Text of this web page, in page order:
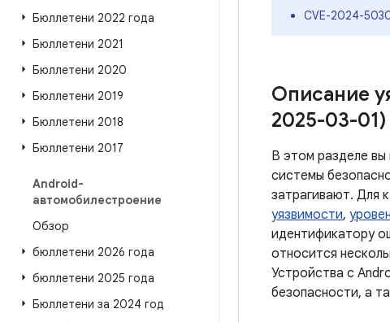
Бюллетени 2022 года
Бюллетени 2021
Бюллетени 2020
Бюллетени 2019
Бюллетени 2018
Бюллетени 2017
Android-
автомобилестроение
Обзор
бюллетени 2026 года
бюллетени 2025 года
Бюллетени за 2024 год
CVE-2024-
Описание
2025-03-01)
В этом разделе вы
системы
затрагивают. Для
уязвимости,
идентификатору
относится
Устройства с
безопасности, а